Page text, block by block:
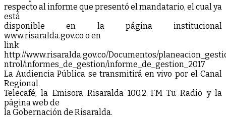
respecto al informe que presentó el mandatario, el cual ya
está
disponible en la página institucional
www.risaralda.gov.co o en
link
http://www.risaralda.gov.co/Documentos/
ntrol/informes_de_gestion/informe_de_gestion_2017
La Audiencia Pública se transmitirá en vivo por el Canal
Regional
Telecafé, la Emisora Risaralda 100.2 FM Tu Radio y la
página web de
la Gobernación de Risaralda.